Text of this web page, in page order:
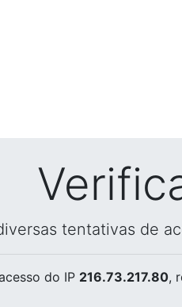
tentativas de
do IP 216.73.217.80,